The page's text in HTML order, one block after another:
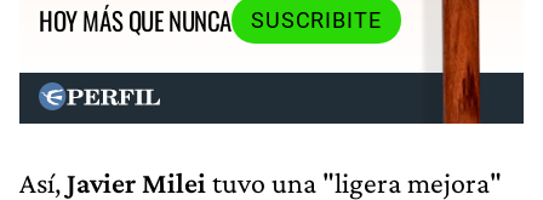
HOY MÁS QUE NUNCA
SUSCRIBITE
Así,Javier Milei tuvo una "ligera mejora"